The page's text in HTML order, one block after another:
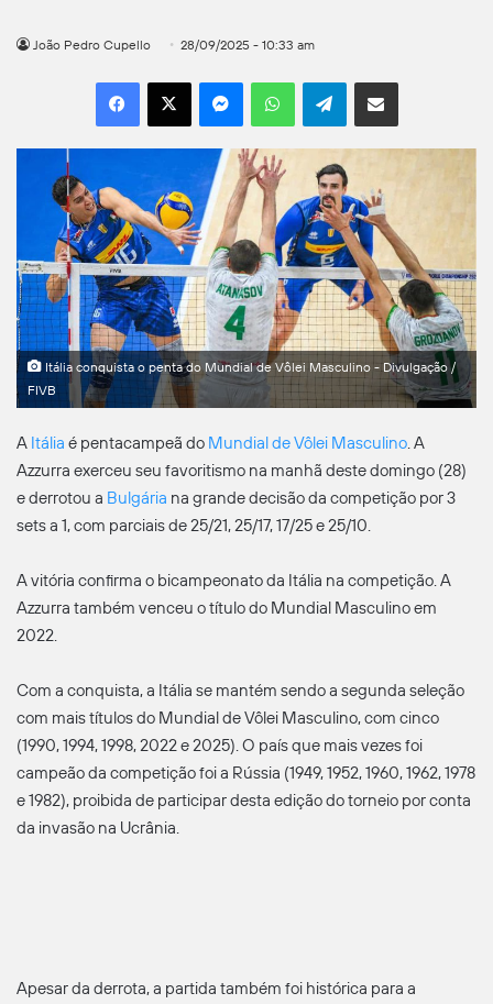
João Pedro Cupello 28/09/2025 - 10:33 am
Facebook
X MessengerWhatsAppTelegramCompartilhar por e-mail
Itália conquista o penta do Mundial de Vôlei Masculino - Divulgação /
FIVB
A Itália é pentacampeã do Mundial de Vôlei Masculino. A
Azzurra exerceu seu favoritismo na manhã deste domingo (28)
e derrotou a Bulgária na grande decisão da competição por 3
sets a 1, com parciais de 25/21, 25/17, 17/25 e 25/10.
A vitória confirma o bicampeonato da Itália na competição. A
Azzurra também venceu o título do Mundial Masculino em
2022.
Com a conquista, a Itália se mantém sendo a segunda seleção
com mais títulos do Mundial de Vôlei Masculino, com cinco
(1990, 1994, 1998, 2022 e 2025). O país que mais vezes foi
campeão da competição foi a Rússia (1949, 1952, 1960, 1962, 1978
e 1982), proibida de participar desta edição do torneio por conta
da invasão na Ucrânia.
Apesar da derrota, a partida também foi histórica para a